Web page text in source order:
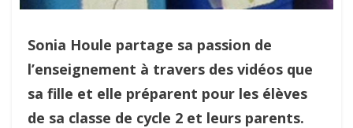
Sonia Houle partage sa passion de
l’enseignement à travers des vidéos que
sa fille et elle préparent pour les élèves
de sa classe de cycle 2 et leurs parents.